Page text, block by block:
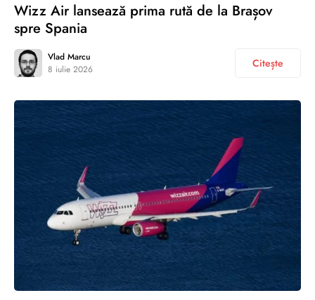
Wizz Air lansează prima rută de la Brașov
spre Spania
Vlad Marcu
8 iulie 2026
Citește